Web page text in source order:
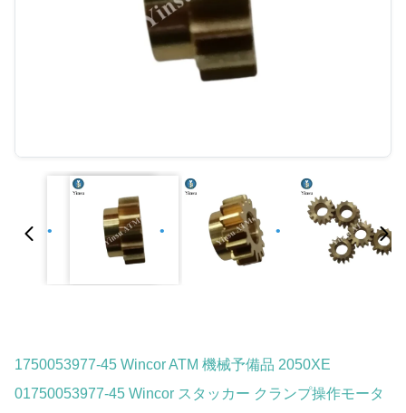
1750053977-45 Wincor ATM 機械予備品 2050XE
01750053977-45 Wincor スタッカー クランプ操作モータ